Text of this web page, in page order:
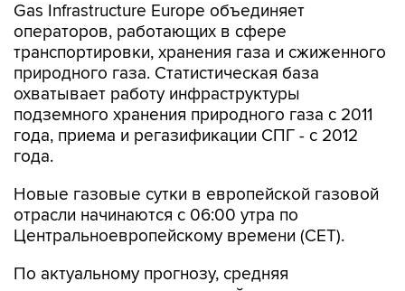
Gas Infrastructure Europe объединяет
операторов, работающих в сфере
транспортировки, хранения газа и сжиженного
природного газа. Статистическая база
охватывает работу инфраструктуры
подземного хранения природного газа с 2011
года, приема и регазификации СПГ - с 2012
года.
Новые газовые сутки в европейской газовой
отрасли начинаются c 06:00 утра по
Центральноевропейскому времени (CET).
По актуальному прогнозу, средняя